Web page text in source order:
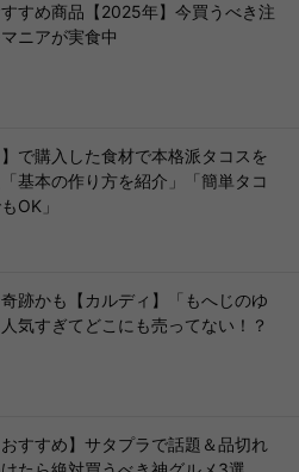
すめ商品【2025年】今買うべき注
ニアが実食中
】で購入した食材で本格派タコスを
基本の作り方を紹介」「簡単タコ
OK」
跡かも【カルディ】「もへじのゆ
気すぎてどこにも売ってない！？
おすすめ】サタプラで話題＆品切れ